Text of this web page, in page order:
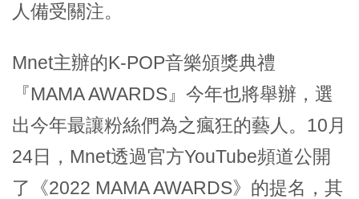
人備受關注。
Mnet主辦的K-POP音樂頒獎典禮
『MAMA AWARDS』今年也將舉辦，選
出今年最讓粉絲們為之瘋狂的藝人。10月
24日，Mnet透過官方YouTube頻道公開
了《2022 MAMA AWARDS》的提名，其